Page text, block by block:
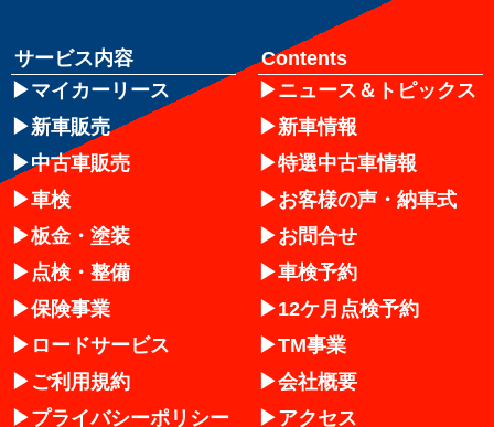
サービス内容
マイカーリース
新車販売
中古車販売
車検
板金・塗装
点検・整備
保険事業
ロードサービス
ご利用規約
プライバシーポリシー
Contents
ニュース＆トピックス
新車情報
特選中古車情報
お客様の声・納車式
お問合せ
車検予約
12ケ月点検予約
TM事業
会社概要
アクセス